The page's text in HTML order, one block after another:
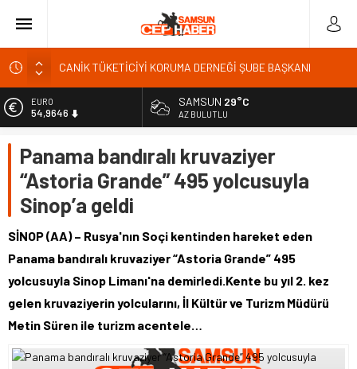
CANİK TÜKETİCİYİ KORUMA DERNEĞİ ŞUBE BAŞKANI
KULLANICISINI İLGİLENDİREN KARAR VERİLDİ
Kardef Başkanı Adem GÜNER Yunanistan bu kararını
24 Temmuz Basın Bayramı basın özgürlüğünün günüdür
Sandık Bir Emanettir, Emanete İhanet Olmaz
Fatih Mahallesi Sakinleri Ilkadım Belediye Başkanı İhsan
EURO
54,9646
6.488,95
BİST
13.798,82
47,5939
SAMSUN 29°C
AZ BULUTLU
Panama bandıralı kruvaziyer
“Astoria Grande” 495 yolcusuyla
Sinop’a geldi
SİNOP (AA) – Rusya'nın Soçi kentinden hareket eden
Panama bandıralı kruvaziyer “Astoria Grande” 495
yolcusuyla Sinop Limanı'na demirledi.Kente bu yıl 2. kez
gelen kruvaziyerin yolcularını, İl Kültür ve Turizm Müdürü
Metin Süren ile turizm acentele…